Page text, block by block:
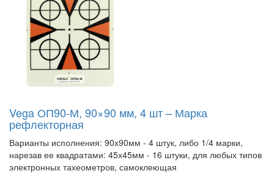
Vega ОП90-М, 90×90 мм, 4 шт – Марка
рефлекторная
Варианты исполнения: 90х90мм - 4 штук, либо 1/4 марки,
нарезав ее квадратами: 45х45мм - 16 штуки, для любых типов
электронных тахеометров, самоклеющая